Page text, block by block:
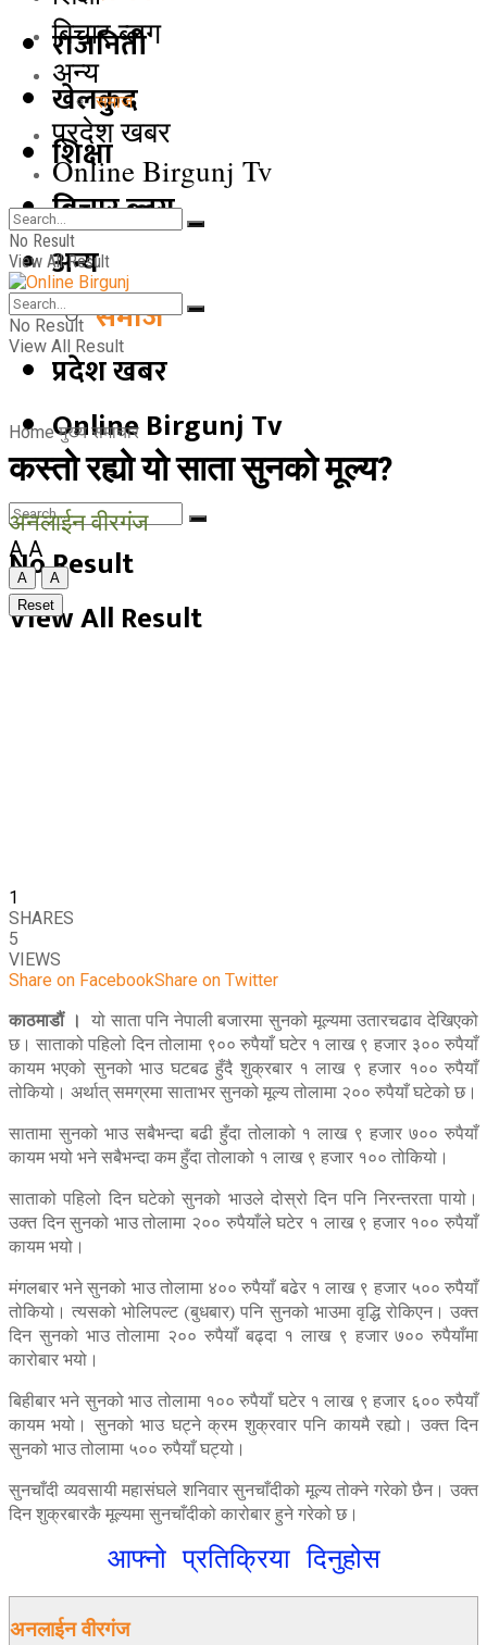
राजनिती
खेलकुद
शिक्षा
बिचार ब्लग
अन्य
समाज
प्रदेश खबर
Online Birgunj Tv
No Result
View All Result
बिचार ब्लग
अन्य
समाज
प्रदेश खबर
Online Birgunj Tv
No Result
View All Result
No Result
View All Result
Home मुख्य समाचार
कस्तो रह्यो यो साता सुनको मूल्य?
अनलाईन वीरगंज
A A
A
A
Reset
1
SHARES
5
VIEWS
Share on FacebookShare on Twitter
काठमाडौं । यो साता पनि नेपाली बजारमा सुनको मूल्यमा उतारचढाव देखिएको
छ। साताको पहिलो दिन तोलामा ९०० रुपैयाँ घटेर १ लाख ९ हजार ३०० रुपैयाँ
कायम भएको सुनको भाउ घटबढ हुँदै शुक्रबार १ लाख ९ हजार १०० रुपैयाँ
तोकियो। अर्थात् समग्रमा साताभर सुनको मूल्य तोलामा २०० रुपैयाँ घटेको छ।
सातामा सुनको भाउ सबैभन्दा बढी हुँदा तोलाको १ लाख ९ हजार ७०० रुपैयाँ
कायम भयो भने सबैभन्दा कम हुँदा तोलाको १ लाख ९ हजार १०० तोकियो।
साताको पहिलो दिन घटेको सुनको भाउले दोस्रो दिन पनि निरन्तरता पायो।
उक्त दिन सुनको भाउ तोलामा २०० रुपैयाँले घटेर १ लाख ९ हजार १०० रुपैयाँ
कायम भयो।
मंगलबार भने सुनको भाउ तोलामा ४०० रुपैयाँ बढेर १ लाख ९ हजार ५०० रुपैयाँ
तोकियो। त्यसको भोलिपल्ट (बुधबार) पनि सुनको भाउमा वृद्धि रोकिएन। उक्त
दिन सुनको भाउ तोलामा २०० रुपैयाँ बढ्दा १ लाख ९ हजार ७०० रुपैयाँमा
कारोबार भयो।
बिहीबार भने सुनको भाउ तोलामा १०० रुपैयाँ घटेर १ लाख ९ हजार ६०० रुपैयाँ
कायम भयो। सुनको भाउ घट्ने क्रम शुक्रवार पनि कायमै रह्यो। उक्त दिन
सुनको भाउ तोलामा ५०० रुपैयाँ घट्यो।
सुनचाँदी व्यवसायी महासंघले शनिवार सुनचाँदीको मूल्य तोक्ने गरेको छैन। उक्त
दिन शुक्रबारकै मूल्यमा सुनचाँदीको कारोबार हुने गरेको छ।
आफ्नो प्रतिक्रिया दिनुहोस
अनलाईन वीरगंज